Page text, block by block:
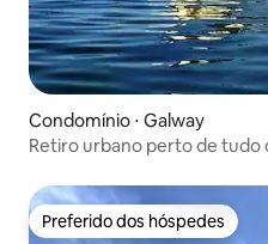
Condomínio ⋅ Galway
Retiro urbano perto de
Preferido dos hóspedes
Preferido dos hóspedes